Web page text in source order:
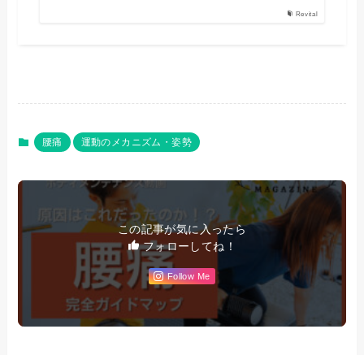
Revital
腰痛 運動のメカニズム・姿勢
この記事が気に入ったら
フォローしてね！
Follow Me